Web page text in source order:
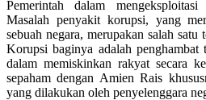
Pemerintah dalam
Masalah penyakit korupsi, yang
sebuah negara, merupakan salah
Korupsi baginya adalah penghambat
dalam memiskinkan rakyat secara
sepaham dengan Amien Rais
yang dilakukan oleh penyelenggara